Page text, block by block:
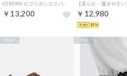
￥13,200 ￥12,980
15%
NEW 予約